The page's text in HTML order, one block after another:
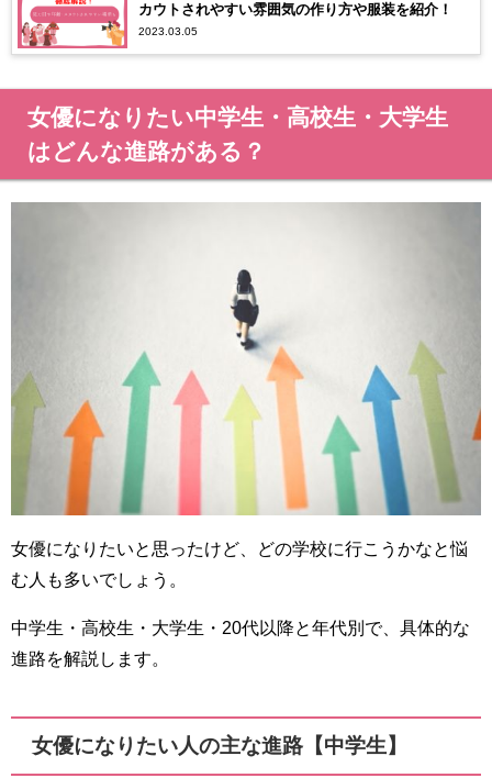
カウトされやすい雰囲気の作り方や服装を紹介！
2023.03.05
女優になりたい中学生・高校生・大学生
はどんな進路がある？
女優になりたいと思ったけど、どの学校に行こうかなと悩
む人も多いでしょう。
中学生・高校生・大学生・20代以降と年代別で、具体的な
進路を解説します。
女優になりたい人の主な進路【中学生】